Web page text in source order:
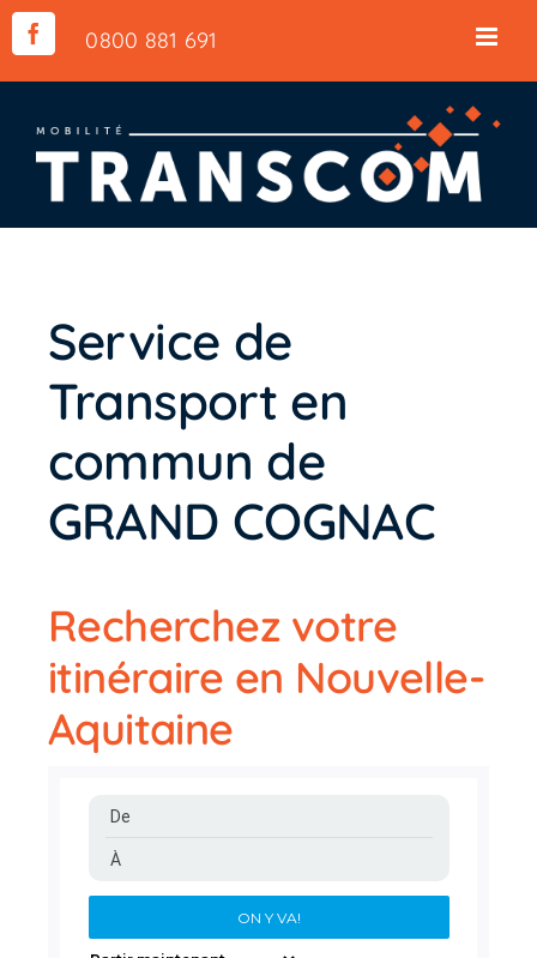
Skip
to
content
Facebook0800 881 691
Service de
Transport en
commun de
GRAND COGNAC
Recherchez votre
itinéraire en Nouvelle-
Aquitaine